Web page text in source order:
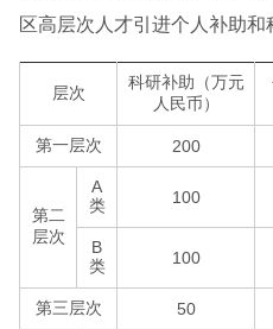
区高层次人才引进个人补助和
层次
科研补助（万元
人民币）
第一层次 200
第二
层次
A
类
100
B
类
100
第三层次 50